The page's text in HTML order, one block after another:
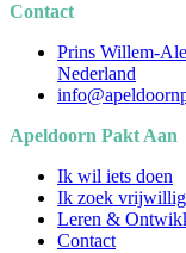
Contact
Prins Willem-
Nederland
Apeldoorn Pakt Aan
Ik wil iets doen
Ik zoek
Leren &
Contact